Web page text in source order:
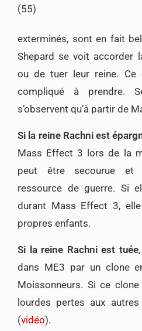
exterminés, sont en fait
Shepard se voit accorder
ou de tuer leur reine. Ce
compliqué à prendre.
s’observent qu’à partir de
Si la reine Rachni est
Mass Effect 3 lors de la
peut être secourue et
ressource de guerre. Si
durant Mass Effect 3,
propres enfants.
Si la reine Rachni est tuée
dans ME3 par un clone
Moissonneurs. Si ce
lourdes pertes aux
(vidéo).